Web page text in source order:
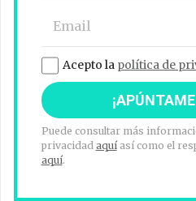
Acepto la política de
Puede consultar más
privacidad aquíasí como el
aquí.